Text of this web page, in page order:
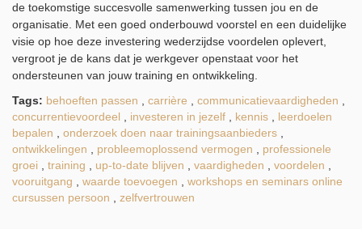
de toekomstige succesvolle samenwerking tussen jou en de
organisatie. Met een goed onderbouwd voorstel en een duidelijke
visie op hoe deze investering wederzijdse voordelen oplevert,
vergroot je de kans dat je werkgever openstaat voor het
ondersteunen van jouw training en ontwikkeling.
Tags: behoeften passen carrière communicatievaardigheden
concurrentievoordeel
investeren in jezelf kennis
leerdoelen
bepalen
onderzoek doen naar trainingsaanbieders
ontwikkelingen
probleemoplossend vermogen
professionele
groei
training up-to-date blijven vaardigheden voordelen
vooruitgang
waarde toevoegen
workshops en seminars online
cursussen persoon
zelfvertrouwen